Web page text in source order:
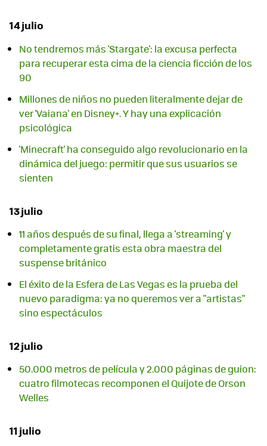
14 julio
No tendremos más 'Stargate': la excusa perfecta
para recuperar esta cima de la ciencia ficción de los
90
Millones de niños no pueden literalmente dejar de
ver 'Vaiana' en Disney+. Y hay una explicación
psicológica
'Minecraft' ha conseguido algo revolucionario en la
dinámica del juego: permitir que sus usuarios se
sienten
13 julio
11 años después de su final, llega a 'streaming' y
completamente gratis esta obra maestra del
suspense británico
El éxito de la Esfera de Las Vegas es la prueba del
nuevo paradigma: ya no queremos ver a "artistas"
sino espectáculos
12 julio
50.000 metros de película y 2.000 páginas de guion:
cuatro filmotecas recomponen el Quijote de Orson
Welles
11 julio